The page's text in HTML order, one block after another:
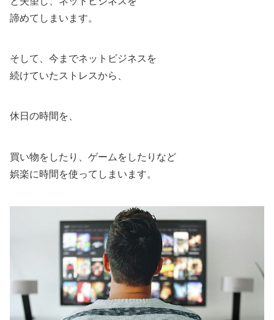
諦めてしまいます。
そして、今までネットビジネスを
続けていたストレスから、
休日の時間を、
買い物をしたり、ゲームをしたりなど
娯楽に時間を使ってしまいます。